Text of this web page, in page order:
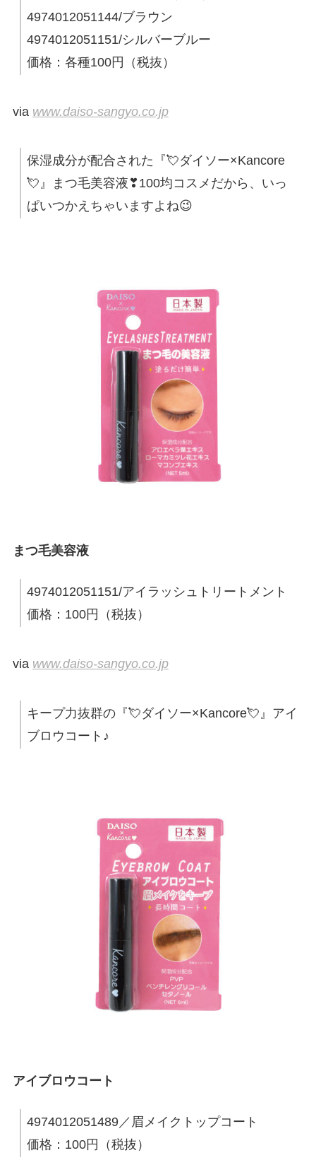
4974012051144/ブラウン
4974012051151/シルバーブルー
価格：各種100円（税抜）
via www.daiso-sangyo.co.jp
保湿成分が配合された『💘ダイソー×Kancore
💘』まつ毛美容液❣100均コスメだから、いっ
ぱいつかえちゃいますよね😉
まつ毛美容液
4974012051151/アイラッシュトリートメント
価格：100円（税抜）
via www.daiso-sangyo.co.jp
キープ力抜群の『💘ダイソー×Kancore💘』アイ
ブロウコート♪
アイブロウコート
4974012051489／眉メイクトップコート
価格：100円（税抜）